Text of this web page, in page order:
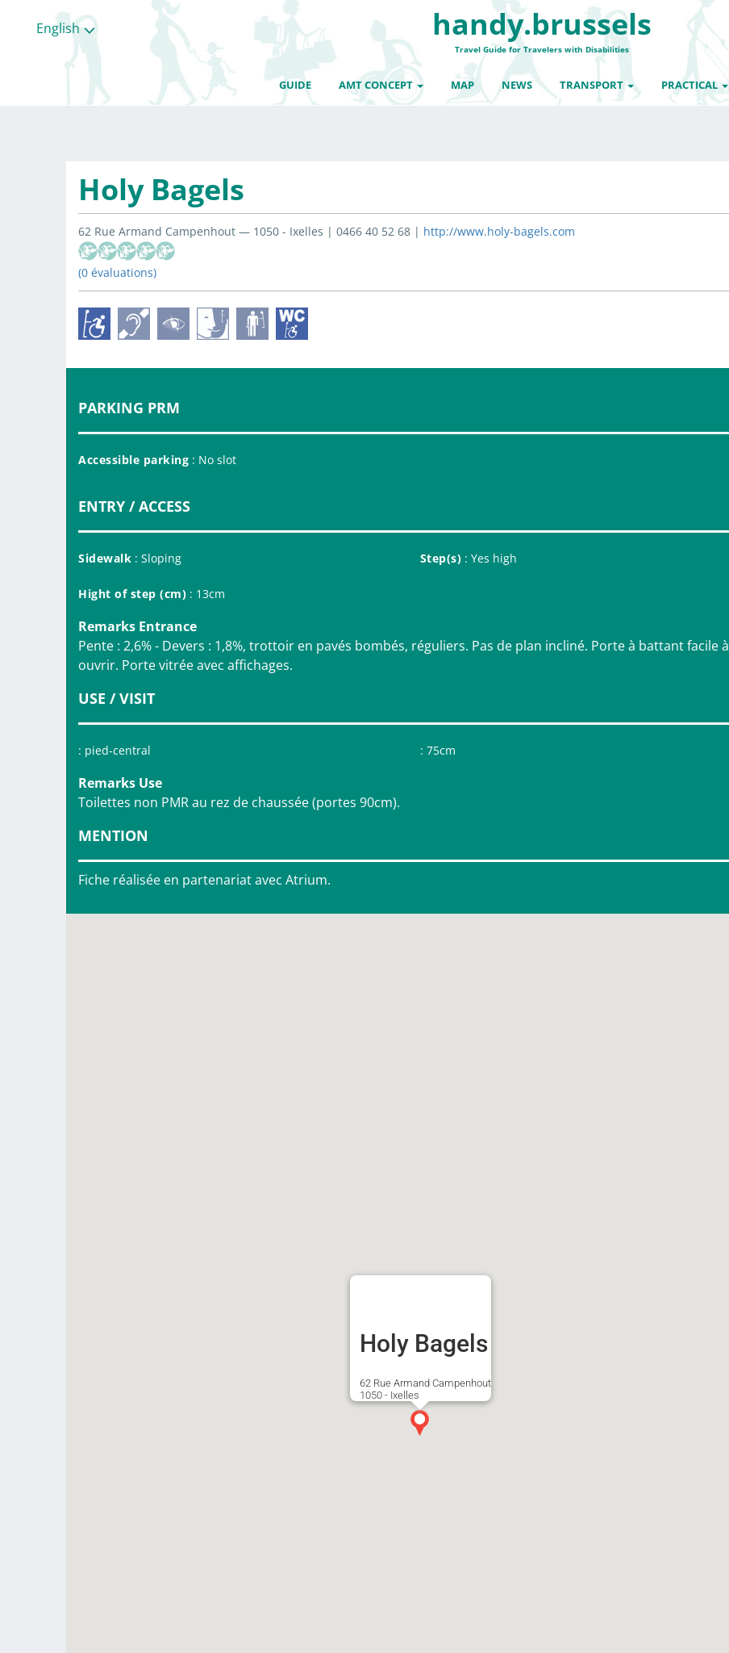
English handy.brussels
Travel Guide for Travelers with Disabilities
GUIDE AMT CONCEPT MAP NEWS TRANSPORT PRACTICAL
Holy Bagels
62 Rue Armand Campenhout — 1050 - Ixelles | 0466 40 52 68 | http://www.holy-bagels.com
(0 évaluations)
PARKING PRM
Accessible parking : No slot
ENTRY / ACCESS
Sidewalk : Sloping Step(s) : Yes high
Hight of step (cm) : 13cm
Remarks Entrance
Pente : 2,6% - Devers : 1,8%, trottoir en pavés bombés, réguliers. Pas de plan incliné. Porte à battant facile à
ouvrir. Porte vitrée avec affichages.
USE / VISIT
: pied-central : 75cm
Remarks Use
Toilettes non PMR au rez de chaussée (portes 90cm).
MENTION
Fiche réalisée en partenariat avec Atrium.
Holy Bagels
62 Rue Armand Campenhout
1050 - Ixelles
categories